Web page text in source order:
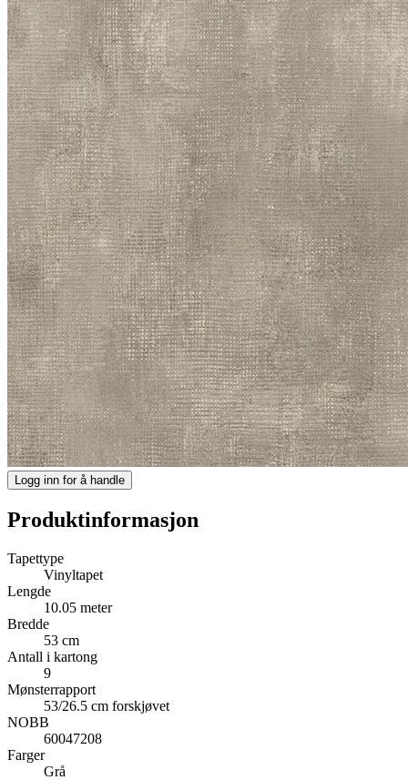
Logg inn for å handle
Produktinformasjon
Tapettype
Vinyltapet
Lengde
10.05 meter
Bredde
53 cm
Antall i kartong
9
Mønsterrapport
53/26.5 cm forskjøvet
NOBB
60047208
Farger
Grå